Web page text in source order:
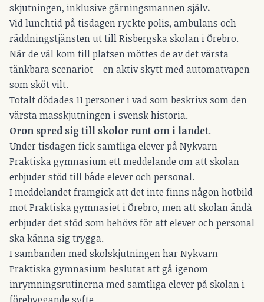
skjutningen, inklusive gärningsmannen själv.
Vid lunchtid på tisdagen ryckte polis, ambulans och
räddningstjänsten ut till Risbergska skolan i Örebro.
När de väl kom till platsen möttes de av det värsta
tänkbara scenariot – en aktiv skytt med automatvapen
som sköt vilt.
Totalt dödades 11 personer i vad som beskrivs som den
värsta masskjutningen i svensk historia.
Oron spred sig till skolor runt om i landet.
Under tisdagen fick samtliga elever på Nykvarn
Praktiska gymnasium ett meddelande om att skolan
erbjuder stöd till både elever och personal.
I meddelandet framgick att det inte finns någon hotbild
mot Praktiska gymnasiet i Örebro, men att skolan ändå
erbjuder det stöd som behövs för att elever och personal
ska känna sig trygga.
I sambanden med skolskjutningen har Nykvarn
Praktiska gymnasium beslutat att gå igenom
inrymningsrutinerna med samtliga elever på skolan i